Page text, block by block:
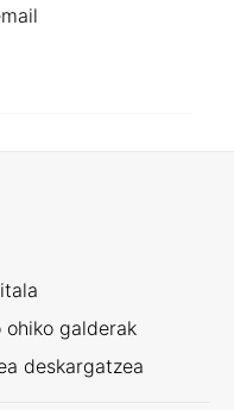
galderak
deskargatzea